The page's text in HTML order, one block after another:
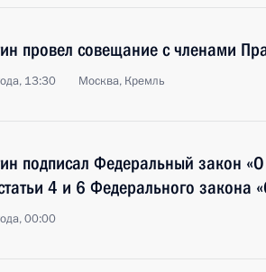
провел совещание с членами
13:30 Москва, Кремль
подписал Федеральный закон
4 и 6 Федерального закона
00:00